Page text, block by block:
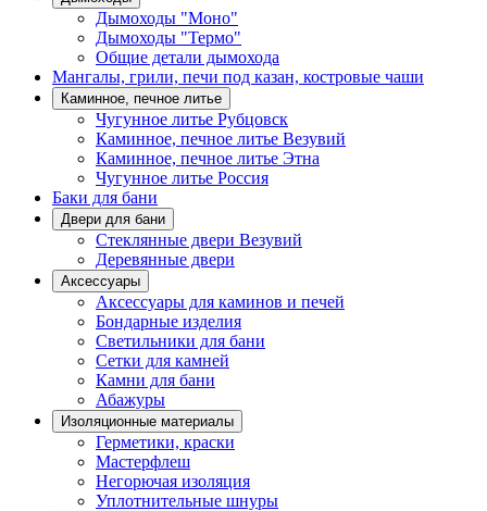
Дымоходы "Моно"
Дымоходы "Термо"
Общие детали дымохода
Мангалы, грили, печи под казан, костровые чаши
Каминное, печное литье
Чугунное литье Рубцовск
Каминное, печное литье Везувий
Каминное, печное литье Этна
Чугунное литье Россия
Баки для бани
Двери для бани
Стеклянные двери Везувий
Деревянные двери
Аксессуары
Аксессуары для каминов и печей
Бондарные изделия
Светильники для бани
Сетки для камней
Камни для бани
Абажуры
Изоляционные материалы
Герметики, краски
Мастерфлеш
Негорючая изоляция
Уплотнительные шнуры